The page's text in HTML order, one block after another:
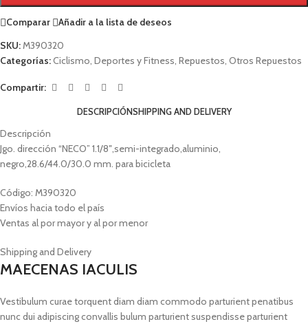
Comparar
Añadir a la lista de deseos
SKU: M390320
Categorías:Ciclismo Deportes y Fitness Repuestos Otros Repuestos
Compartir:
DESCRIPCIÓNSHIPPING AND DELIVERY
Descripción
Jgo. dirección “NECO” 1.1/8″,semi-integrado,aluminio,
negro,28.6/44.0/30.0 mm. para bicicleta
Código: M390320
Envíos hacia todo el país
Ventas al por mayor y al por menor
Shipping and Delivery
MAECENAS IACULIS
Vestibulum curae torquent diam diam commodo parturient penatibus
nunc dui adipiscing convallis bulum parturient suspendisse parturient